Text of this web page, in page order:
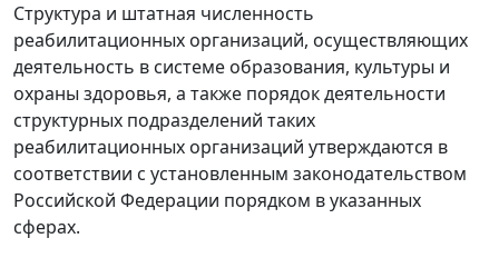
Структура и штатная численность
реабилитационных организаций, осуществляющих
деятельность в системе образования, культуры и
охраны здоровья, а также порядок деятельности
структурных подразделений таких
реабилитационных организаций утверждаются в
соответствии с установленным законодательством
Российской Федерации порядком в указанных
сферах.